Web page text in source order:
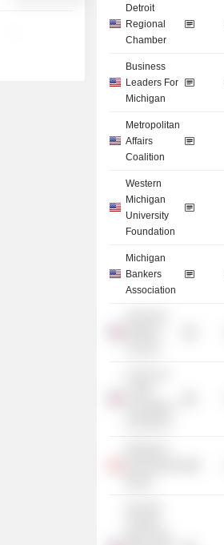
Detroit
Regional
Chamber
Business
Leaders For
Michigan
Metropolitan
Affairs
Coalition
Western
Michigan
University
Foundation
Michigan
Bankers
Association